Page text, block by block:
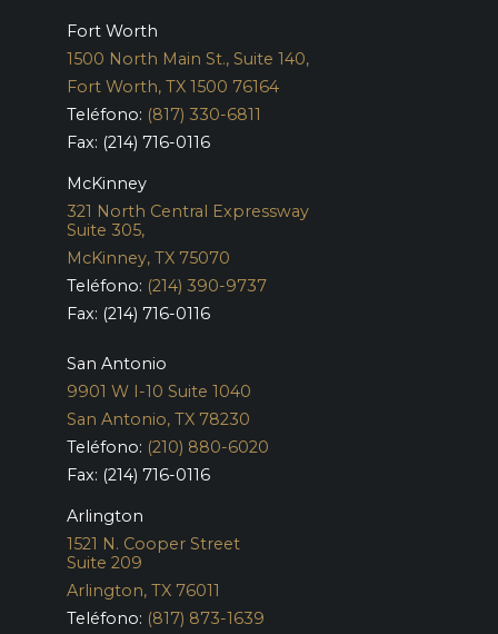
Fort Worth
1500 North Main St., Suite 140,
Fort Worth, TX 1500 76164
Teléfono: (817) 330-6811
Fax: (214) 716-0116
McKinney
321 North Central Expressway
Suite 305,
McKinney, TX 75070
Teléfono: (214) 390-9737
Fax: (214) 716-0116
San Antonio
9901 W I-10 Suite 1040
San Antonio, TX 78230
Teléfono: (210) 880-6020
Fax: (214) 716-0116
Arlington
1521 N. Cooper Street
Suite 209
Arlington, TX 76011
Teléfono: (817) 873-1639